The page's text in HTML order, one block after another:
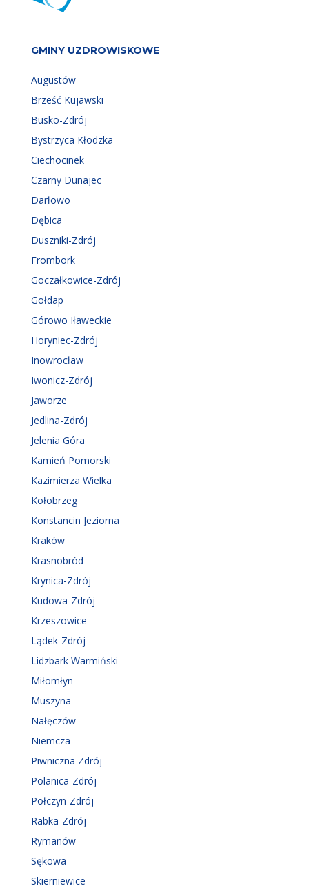
GMINY UZDROWISKOWE
Augustów
Brześć Kujawski
Busko-Zdrój
Bystrzyca Kłodzka
Ciechocinek
Czarny Dunajec
Darłowo
Dębica
Duszniki-Zdrój
Frombork
Goczałkowice-Zdrój
Gołdap
Górowo Iławeckie
Horyniec-Zdrój
Inowrocław
Iwonicz-Zdrój
Jaworze
Jedlina-Zdrój
Jelenia Góra
Kamień Pomorski
Kazimierza Wielka
Kołobrzeg
Konstancin Jeziorna
Kraków
Krasnobród
Krynica-Zdrój
Kudowa-Zdrój
Krzeszowice
Lądek-Zdrój
Lidzbark Warmiński
Miłomłyn
Muszyna
Nałęczów
Niemcza
Piwniczna Zdrój
Polanica-Zdrój
Połczyn-Zdrój
Rabka-Zdrój
Rymanów
Sękowa
Skierniewice